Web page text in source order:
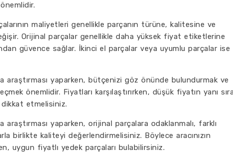
maliyetleri genellikle parçanın türüne, kalitesine ve
Orijinal parçalar genellikle daha yüksek fiyat etiketlerine
güvence sağlar. İkinci el parçalar veya uyumlu parçalar ise
araştırması yaparken, bütçenizi göz önünde bulundurmak ve
önemlidir. Fiyatları karşılaştırırken, düşük fiyatın yanı
etmelisiniz.
yaparken, orijinal parçalara odaklanmalı, farklı
birlikte kaliteyi değerlendirmelisiniz. Böylece aracınızın
uygun fiyatlı yedek parçaları bulabilirsiniz.